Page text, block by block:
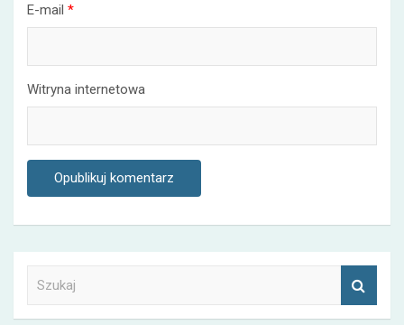
E-mail *
Witryna internetowa